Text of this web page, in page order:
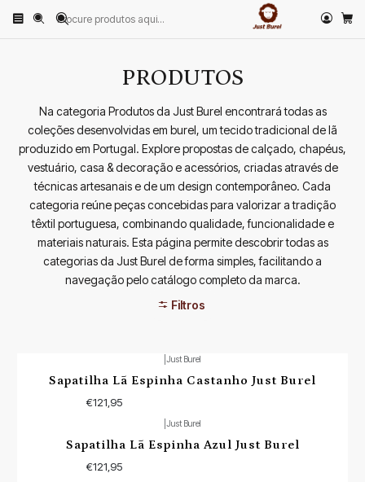
Início PRODUTOS
PRODUTOS
Na categoria Produtos da Just Burel encontrará todas as
coleções desenvolvidas em burel, um tecido tradicional de lã
produzido em Portugal. Explore propostas de calçado, chapéus,
vestuário, casa & decoração e acessórios, criadas através de
técnicas artesanais e de um design contemporâneo. Cada
categoria reúne peças concebidas para valorizar a tradição
têxtil portuguesa, combinando qualidade, funcionalidade e
materiais naturais. Esta página permite descobrir todas as
categorias da Just Burel de forma simples, facilitando a
navegação pelo catálogo completo da marca.
Filtros
Just Burel
Sapatilha Lã Espinha Castanho Just Burel
€121,95
Just Burel
Sapatilha Lã Espinha Azul Just Burel
€121,95